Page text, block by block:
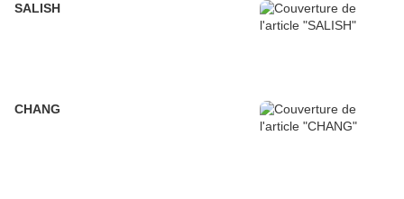
SALISH
CHANG